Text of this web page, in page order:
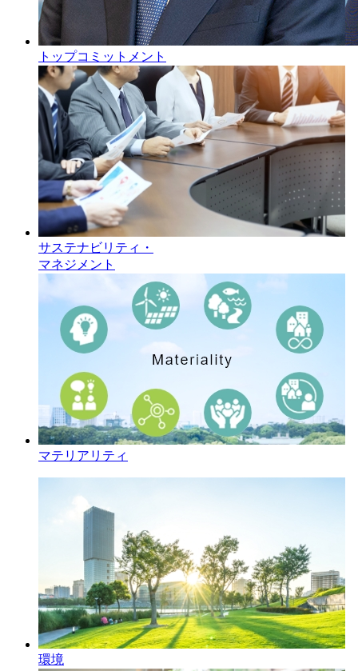
トップコミットメント
サステナビリティ・
マネジメント
マテリアリティ
環境